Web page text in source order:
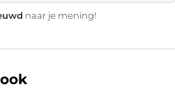
naar je mening!